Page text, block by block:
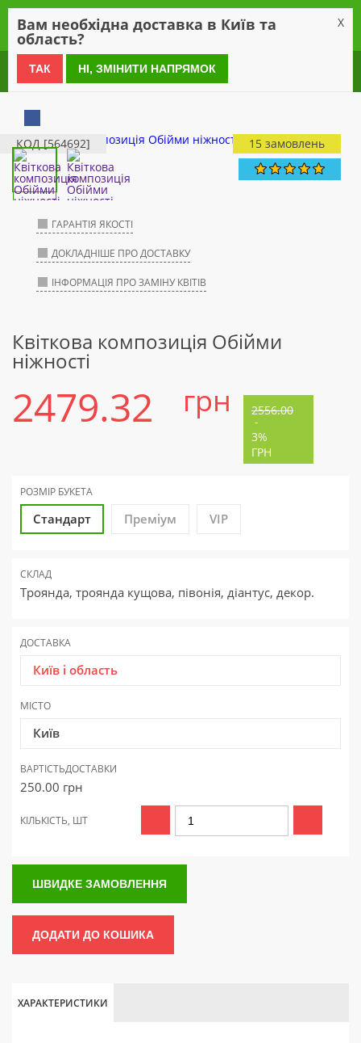
0 800 21 54 55
КОД [564692] 15 замовлень
ГАРАНТІЯ ЯКОСТІ
ДОКЛАДНІШЕ ПРО ДОСТАВКУ
ІНФОРМАЦІЯ ПРО ЗАМІНУ КВІТІВ
Квіткова композиція Обійми
ніжності
2479.32 грн 2556.00
-
3%
ГРН
РОЗМІР БУКЕТА
Стандарт Преміум VIP
СКЛАД
Троянда, троянда кущова, півонія, діантус, декор.
ДОСТАВКА
Київ і область
МІСТО
Київ
ВАРТІСТЬДОСТАВКИ
250.00 грн
КІЛЬКІСТЬ, ШТ
ШВИДКЕ ЗАМОВЛЕННЯ
ДОДАТИ ДО КОШИКА
ХАРАКТЕРИСТИКИ
Вам необхідна доставка в Київ та
область?
X
ТАК НІ, ЗМІНИТИ НАПРЯМОК